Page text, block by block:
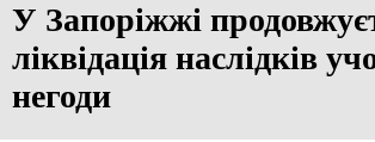
У Запоріжжі
ліквідація наслідків
негоди